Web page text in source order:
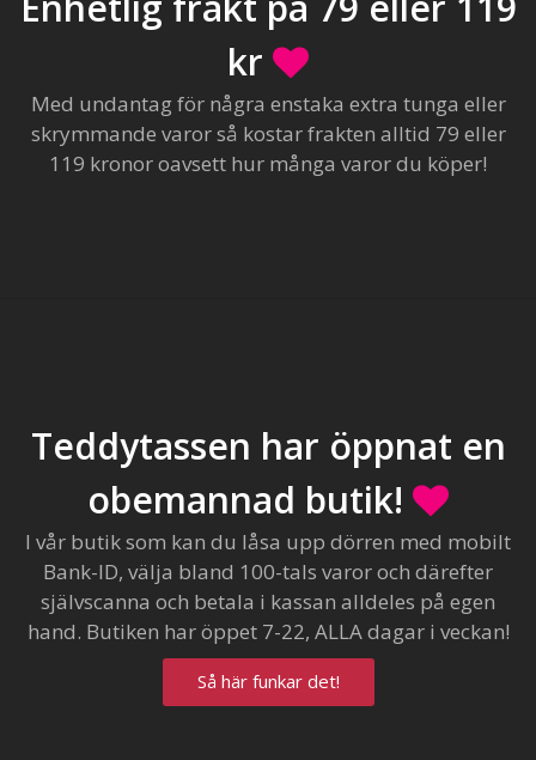
kr
Med undantag för några enstaka extra tunga eller
skrymmande varor så kostar frakten alltid 79 eller
119 kronor oavsett hur många varor du köper!
Teddytassen har öppnat en
obemannad butik!
I vår butik som kan du låsa upp dörren med mobilt
Bank-ID, välja bland 100-tals varor och därefter
självscanna och betala i kassan alldeles på egen
hand. Butiken har öppet 7-22, ALLA dagar i veckan!
Så här funkar det!